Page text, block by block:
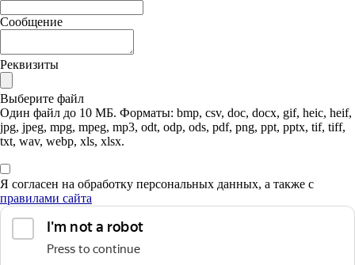
Сообщение
Реквизиты
Выберите файл
Один файл до 10 МБ. Форматы: bmp, csv, doc, docx, gif, heic, heif,
jpg, jpeg, mpg, mpeg, mp3, odt, odp, ods, pdf, png, ppt, pptx, tif, tiff,
txt, wav, webp, xls, xlsx.
Я согласен на обработку персональных данных, а также с
правилами сайта